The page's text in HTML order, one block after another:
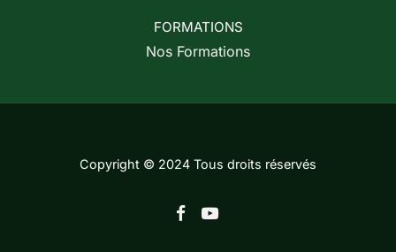
FORMATIONS
Nos Formations
Copyright © 2024 Tous droits réservés